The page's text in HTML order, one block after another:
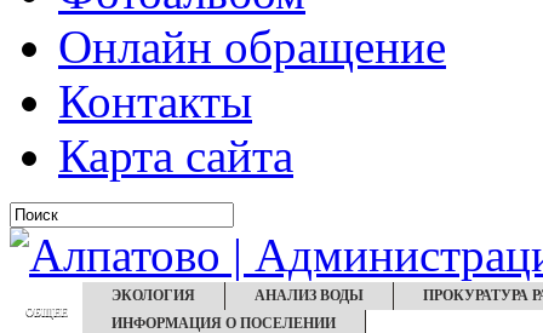
Онлайн обращение
Контакты
Карта сайта
ОБЩЕЕ
ЭКОЛОГИЯ АНАЛИЗ ВОДЫ
ПРОКУРАТУРА
ИНФОРМАЦИЯ О ПОСЕЛЕНИИ